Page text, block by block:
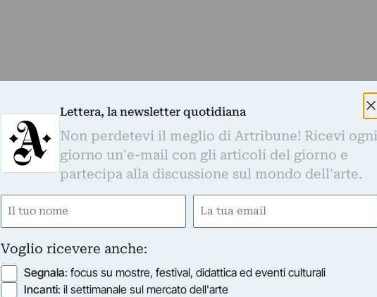
Lettera, la newsletter quotidiana
Non perdetevi il meglio di Artribune! Ricevi ogni
giorno un'e-mail con gli articoli del giorno e
partecipa alla discussione sul mondo dell'arte.
Nome
Email
Voglio ricevere anche:
Segnala: focus su mostre, festival, didattica ed eventi culturali
Incanti: il settimanale sul mercato dell'arte